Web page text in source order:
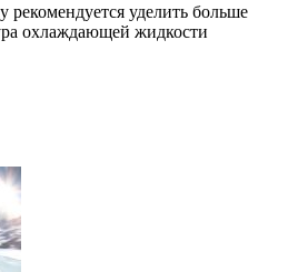
рекомендуется уделить больше
охлаждающей жидкости